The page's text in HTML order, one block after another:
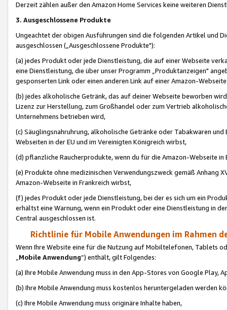
Derzeit zählen außer den Amazon Home Services keine weiteren
3. Ausgeschlossene Produkte
Ungeachtet der obigen Ausführungen sind die folgenden Artikel und
ausgeschlossen („Ausgeschlossene Produkte"):
(a) jedes Produkt oder jede Dienstleistung, die auf einer Webseite
eine Dienstleistung, die über unser Programm „Produktanzeigen"
gesponserten Link oder einen anderen Link auf einer Amazon-
(b) jedes alkoholische Getränk, das auf deiner Webseite beworben
Lizenz zur Herstellung, zum Großhandel oder zum Vertrieb
Unternehmens betrieben wird,
(c) Säuglingsnahruhrung, alkoholische Getränke oder Tabakwaren
Webseiten in der EU und im Vereinigten Königreich wirbst,
(d) pflanzliche Raucherprodukte, wenn du für die Amazon-Webseite in
(e) Produkte ohne medizinischen Verwendungszweck gemäß Anhang
Amazon-Webseite in Frankreich wirbst,
(f) jedes Produkt oder jede Dienstleistung, bei der es sich um ein
erhältst eine Warnung, wenn ein Produkt oder eine Dienstleistung in
Central ausgeschlossen ist.
Richtlinie für Mobile Anwendungen im Rahmen
Wenn Ihre Website eine für die Nutzung auf Mobiltelefonen, Tablets
„Mobile Anwendung“) enthält, gilt Folgendes:
(a) Ihre Mobile Anwendung muss in den App-Stores von Google Play,
(b) Ihre Mobile Anwendung muss kostenlos heruntergeladen werden
(c) Ihre Mobile Anwendung muss originäre Inhalte haben,